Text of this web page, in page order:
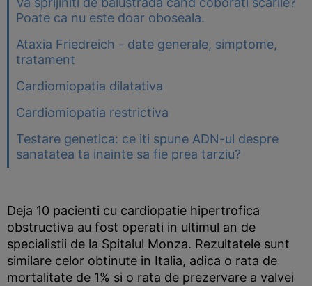
Poate ca nu este doar oboseala.
Ataxia Friedreich - date generale, simptome,
tratament
Cardiomiopatia dilatativa
Cardiomiopatia restrictiva
Testare genetica: ce iti spune ADN-ul despre
sanatatea ta inainte sa fie prea tarziu?
Deja 10 pacienti cu cardiopatie hipertrofica
obstructiva au fost operati in ultimul an de
specialistii de la Spitalul Monza. Rezultatele sunt
similare celor obtinute in Italia, adica o rata de
mortalitate de 1% si o rata de prezervare a valvei